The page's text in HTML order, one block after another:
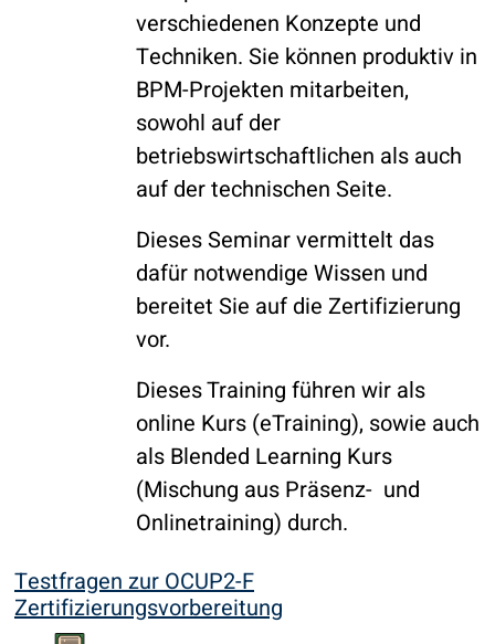
verschiedenen Konzepte und
Techniken. Sie können produktiv in
BPM-Projekten mitarbeiten,
sowohl auf der
betriebswirtschaftlichen als auch
auf der technischen Seite.
Dieses Seminar vermittelt das
dafür notwendige Wissen und
bereitet Sie auf die Zertifizierung
vor.
Dieses Training führen wir als
online Kurs (eTraining), sowie auch
als Blended Learning Kurs
(Mischung aus Präsenz- und
Onlinetraining) durch.
Testfragen zur OCUP2-F
Zertifizierungsvorbereitung